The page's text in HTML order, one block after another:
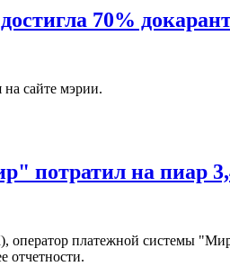
70%
сайте мэрии.
потратил на пиар
платежной системы
отчетности.